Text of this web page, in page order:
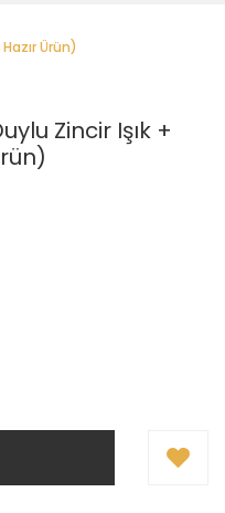
Ürün)
Zincir Işık +